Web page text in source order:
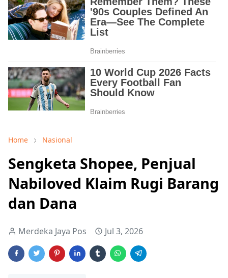
Home Nasional
Sengketa Shopee, Penjual
Nabiloved Klaim Rugi Barang
dan Dana
Merdeka Jaya Pos Jul 3, 2026